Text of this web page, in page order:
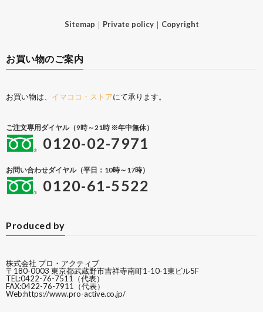
Sitemap ｜ Private policy｜ Copyright
お買い物のご案内
お買い物は、 イマココ・ストアにて承ります。
ご注文専用ダイヤル（9時～21時 ※年中無休）
0120-02-7971
お問い合わせダイヤル（平日：10時～17時）
0120-61-5522
Produced by
株式会社 プロ・アクティブ
〒180-0003 東京都武蔵野市吉祥寺南町1-10-1東ビル5F
TEL:0422-76-7511（代表）
FAX:0422-76-7911（代表）
Web:https://www.pro-active.co.jp/